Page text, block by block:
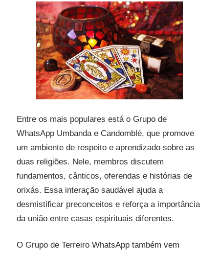
Entre os mais populares está o Grupo de
WhatsApp Umbanda e Candomblé, que promove
um ambiente de respeito e aprendizado sobre as
duas religiões. Nele, membros discutem
fundamentos, cânticos, oferendas e histórias de
orixás. Essa interação saudável ajuda a
desmistificar preconceitos e reforça a importância
da união entre casas espirituais diferentes.
O Grupo de Terreiro WhatsApp também vem